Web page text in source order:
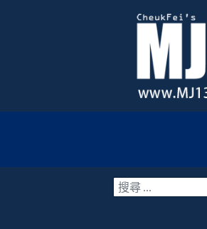
搜索